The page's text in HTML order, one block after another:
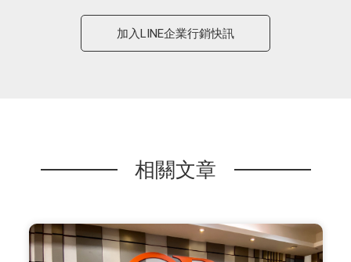
加入LINE企業行銷快訊
相關文章